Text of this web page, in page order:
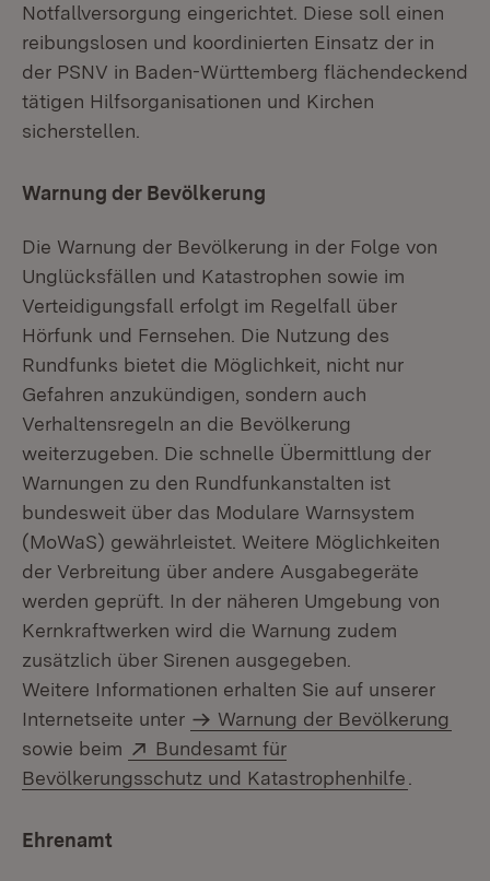
Notfallversorgung eingerichtet. Diese soll einen
reibungslosen und koordinierten Einsatz der in
der PSNV in Baden-Württemberg flächendeckend
tätigen Hilfsorganisationen und Kirchen
sicherstellen.
Warnung der Bevölkerung
Die Warnung der Bevölkerung in der Folge von
Unglücksfällen und Katastrophen sowie im
Verteidigungsfall erfolgt im Regelfall über
Hörfunk und Fernsehen. Die Nutzung des
Rundfunks bietet die Möglichkeit, nicht nur
Gefahren anzukündigen, sondern auch
Verhaltensregeln an die Bevölkerung
weiterzugeben. Die schnelle Übermittlung der
Warnungen zu den Rundfunkanstalten ist
bundesweit über das Modulare Warnsystem
(MoWaS) gewährleistet. Weitere Möglichkeiten
der Verbreitung über andere Ausgabegeräte
werden geprüft. In der näheren Umgebung von
Kernkraftwerken wird die Warnung zudem
zusätzlich über Sirenen ausgegeben.
Weitere Informationen erhalten Sie auf unserer
Internetseite unter
Warnung der Bevölkerung
sowie beim
Extern:
Bundesamt für
Bevölkerungsschutz und Katastrophenhilfe
Ehrenamt